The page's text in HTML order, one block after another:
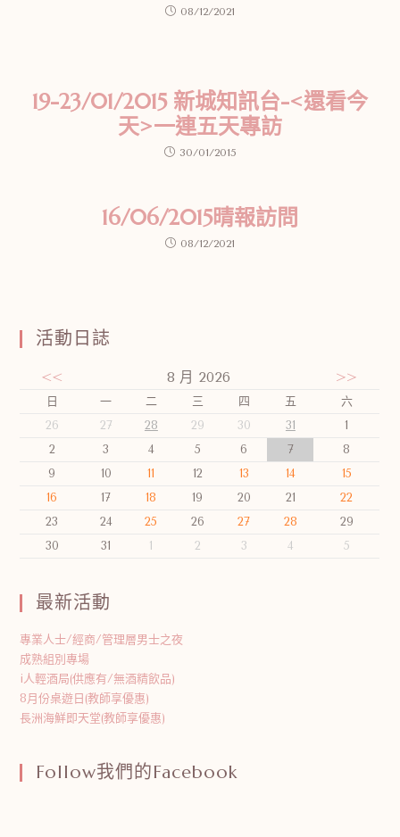
08/12/2021
19-23/01/2015 新城知訊台-<還看今
天>一連五天專訪
30/01/2015
16/06/2015晴報訪問
08/12/2021
活動日誌
<< 8 月 2026 >>
日 一 二 三 四 五
六
26
27 28 29 30 31
1
2
3 4 5 6 7
8
9
10 11 12 13 14
15
16
17 18 19 20 21
22
23
24 25 26 27 28
29
30
31 1 2 3 4 5
最新活動
專業人士/經商/管理層男士之夜
成熟組別專場
i人輕酒局(供應有/無酒精飲品)
8月份桌遊日(教師享優惠)
長洲海鮮即天堂(教師享優惠)
Follow我們的Facebook